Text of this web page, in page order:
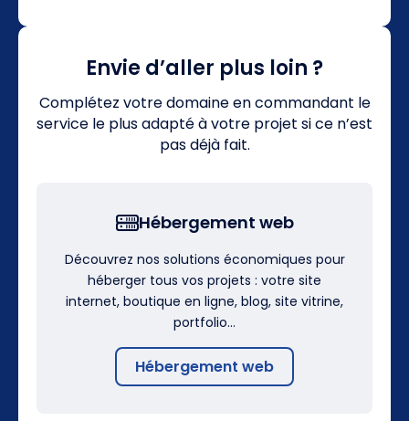
Envie d’aller plus loin ?
Complétez votre domaine en commandant le
service le plus adapté à votre projet si ce n’est
pas déjà fait.
Hébergement web
Découvrez nos solutions économiques pour
héberger tous vos projets : votre site
internet, boutique en ligne, blog, site vitrine,
portfolio…
Hébergement web